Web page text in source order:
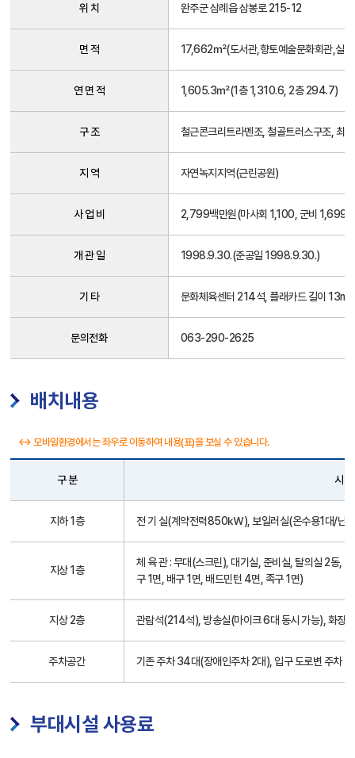
군
센
황
위 치 완주군 삼례읍 삼봉로 215-12
면 적 17,662㎡(도서관,향토예술문화회관,실내
연 면 적 1,605.3㎡(1층 1,310.6, 2층 294.7)
구 조 철근콘크리트라멘조, 철골트러스구조, 최
지 역 자연녹지지역(근린공원)
사 업 비 2,799백만원(마사회 1,100, 군비 1,699)
개 관 일 1998.9.30.(준공일 1998.9.30.)
기 타 문화체육센터 214석, 플래카드 길이 13m
문의전화 063-290-2625
배치내용
↔ 모바일환경에서는 좌우로 이동하여 내용(표)을 보실 수 있습니다.
내
구 분 시
지하 1층 전 기 실(계약전력850㎾), 보일러실(온수용1대/난
지상 1층
체 육 관 : 무대(스크린), 대기실, 준비실, 탈의실 2동,
구 1면, 배구 1면, 배드민턴 4면, 족구 1면)
지상 2층 관람석(214석), 방송실(마이크 6대 동시 가능), 화장
주차공간 기존 주차 34대(장애인주차 2대), 입구 도로변 주차
부대시설 사용료